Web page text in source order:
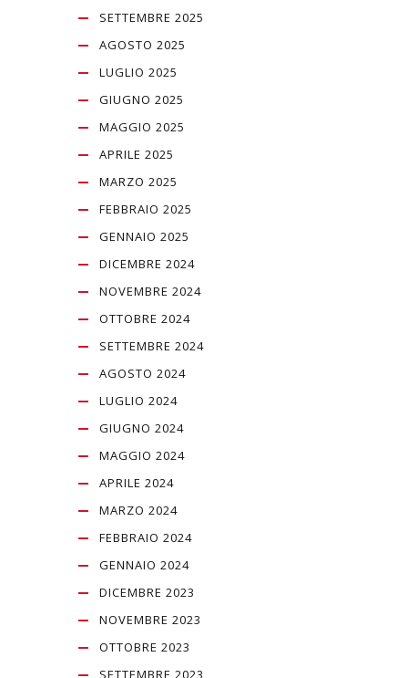
SETTEMBRE 2025
AGOSTO 2025
LUGLIO 2025
GIUGNO 2025
MAGGIO 2025
APRILE 2025
MARZO 2025
FEBBRAIO 2025
GENNAIO 2025
DICEMBRE 2024
NOVEMBRE 2024
OTTOBRE 2024
SETTEMBRE 2024
AGOSTO 2024
LUGLIO 2024
GIUGNO 2024
MAGGIO 2024
APRILE 2024
MARZO 2024
FEBBRAIO 2024
GENNAIO 2024
DICEMBRE 2023
NOVEMBRE 2023
OTTOBRE 2023
SETTEMBRE 2023